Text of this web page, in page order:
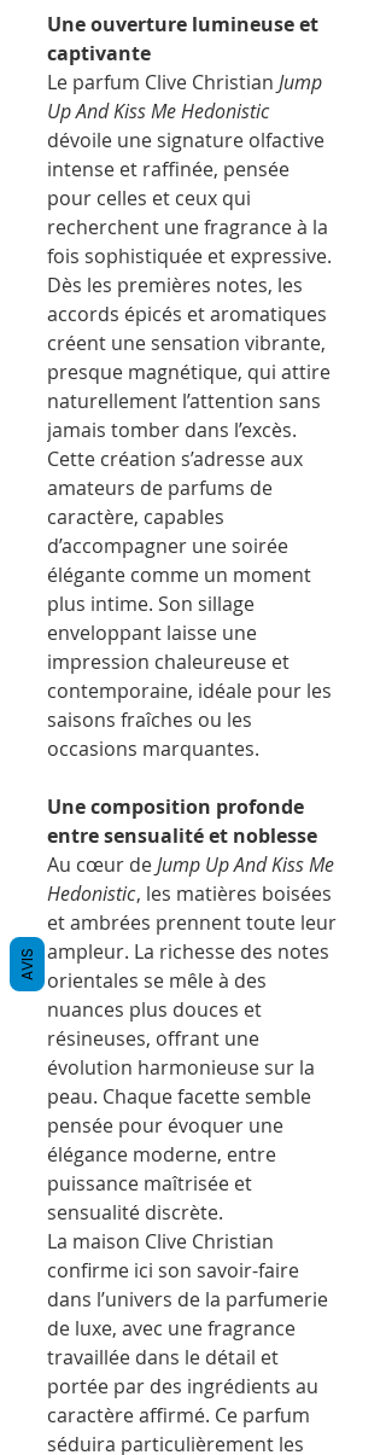
Une ouverture lumineuse et
captivante
Le parfum Clive Christian Jump
Up And Kiss Me Hedonistic
dévoile une signature olfactive
intense et raffinée, pensée
pour celles et ceux qui
recherchent une fragrance à la
fois sophistiquée et expressive.
Dès les premières notes, les
accords épicés et aromatiques
créent une sensation vibrante,
presque magnétique, qui attire
naturellement l’attention sans
jamais tomber dans l’excès.
Cette création s’adresse aux
amateurs de parfums de
caractère, capables
d’accompagner une soirée
élégante comme un moment
plus intime. Son sillage
enveloppant laisse une
impression chaleureuse et
contemporaine, idéale pour les
saisons fraîches ou les
occasions marquantes.
Une composition profonde
entre sensualité et noblesse
Au cœur deJump Up And Kiss Me
Hedonistic, les matières boisées
et ambrées prennent toute leur
ampleur. La richesse des notes
orientales se mêle à des
nuances plus douces et
résineuses, offrant une
évolution harmonieuse sur la
peau. Chaque facette semble
pensée pour évoquer une
élégance moderne, entre
puissance maîtrisée et
sensualité discrète.
La maison Clive Christian
confirme ici son savoir-faire
dans l’univers de la parfumerie
de luxe, avec une fragrance
travaillée dans le détail et
portée par des ingrédients au
caractère affirmé. Ce parfum
séduira particulièrement les
AVIS